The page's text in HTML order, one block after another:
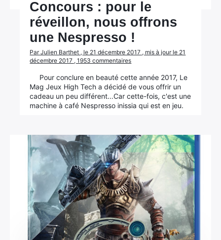
Concours : pour le
réveillon, nous offrons
une Nespresso !
Par Julien Barthet , le 21 décembre 2017 , mis à jour le 21
décembre 2017 , 1953 commentaires
Pour conclure en beauté cette année 2017, Le
Mag Jeux High Tech a décidé de vous offrir un
cadeau un peu différent...Car cette-fois, c'est une
machine à café Nespresso inissia qui est en jeu.